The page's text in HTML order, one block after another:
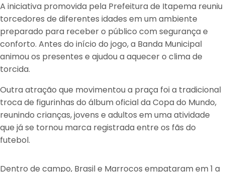
A iniciativa promovida pela Prefeitura de Itapema reuniu
torcedores de diferentes idades em um ambiente
preparado para receber o público com segurança e
conforto. Antes do início do jogo, a Banda Municipal
animou os presentes e ajudou a aquecer o clima de
torcida.
Outra atração que movimentou a praça foi a tradicional
troca de figurinhas do álbum oficial da Copa do Mundo,
reunindo crianças, jovens e adultos em uma atividade
que já se tornou marca registrada entre os fãs do
futebol.
Dentro de campo, Brasil e Marrocos empataram em 1 a